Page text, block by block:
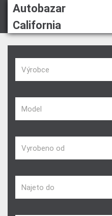
Autobazar
California
Výrobce
Model
Vyrobeno od
Najeto do